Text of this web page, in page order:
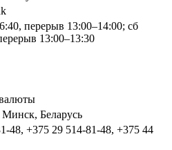
перерыв 13:00–14:00; сб
13:00–13:30
Минск, Беларусь
48, +375 29 514-81-48, +375 44